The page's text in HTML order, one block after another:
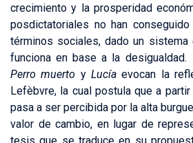
crecimiento y la prosperidad
posdictatoriales no han
términos sociales, dado un sistema
funciona en base a la
Perro muerto yLucía evocan la
Lefèbvre, la cual postula que a
pasa a ser percibida por la alta
valor de cambio, en lugar de